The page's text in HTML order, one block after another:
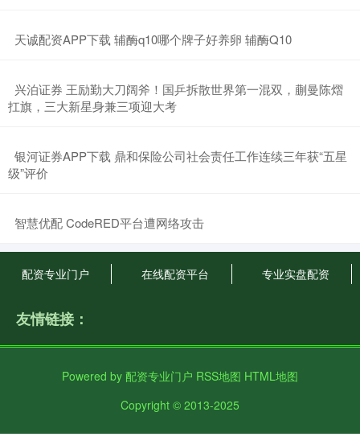
​天诚配资APP下载 辅酶q10哪个牌子好养卵 辅酶Q10
​兴泊证券 王励勤大刀阔斧！国乒拆散世界第一混双，蒯曼陈熠
扛旗，三大新星身兼三项迎大考
​银河证券APP下载 鼎和保险公司社会责任工作连续三年获“五星
级”评价
​智慧优配 CodeRED平台遭网络攻击
配资专业门户 在线配资平台 专业实盘配资
友情链接：
Powered by 配资专业门户 RSS地图 HTML地图
Copyright © 2013-2025